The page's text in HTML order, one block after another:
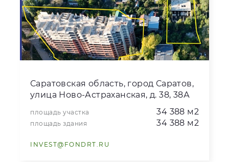
Саратовская область, город Саратов,
улица Ново-Астраханская, д. 38, 38А
площадь участка 34 388 м2
площадь здания 34 388 м2
INVEST@FONDRT.RU